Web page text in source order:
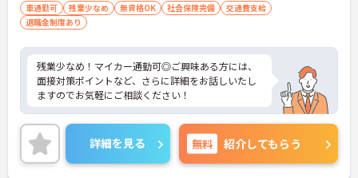
車通勤可 残業少なめ 無資格OK 社会保険完備
交通費支給
退職金制度あり
残業少なめ！マイカー通勤可◎ご興味ある方には、
面接対策ポイントなど、さらに詳細をお話しいたし
ますのでお気軽にご相談ください！
詳細を見る 無料 紹介してもらう